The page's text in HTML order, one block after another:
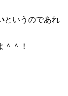
というのであれ
＾！